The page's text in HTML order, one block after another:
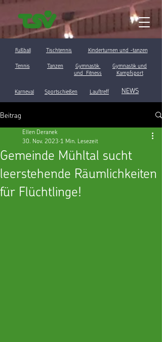
Fußball Tischtennis Kinderturnen und -tanzen
Tennis Tanzen
Gymnastik
und Fitness
Gymnastik und
Kampfsport
Karneval Sportschießen Lauftreff NEWS
Beitrag
Gemeinde Mühltal sucht
leerstehende Räumlichkeiten
für Flüchtlinge!
Ellen Deranek
30. Nov. 2023 1 Min. Lesezeit